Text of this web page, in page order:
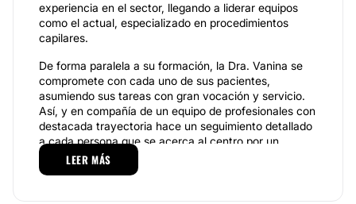
experiencia en el sector, llegando a liderar equipos
como el actual, especializado en procedimientos
capilares.
De forma paralela a su formación, la Dra. Vanina se
compromete con cada uno de sus pacientes,
asumiendo sus tareas con gran vocación y servicio.
Así, y en compañía de un equipo de profesionales con
destacada trayectoria hace un seguimiento detallado
a cada persona que se acerca al centro por un
procedimiento estético, acompañándolo antes,
durante y después del tratamiento.
LEER MÁS